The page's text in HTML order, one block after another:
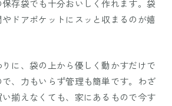
存袋でも十分おいしく作れます。袋
ドアポケットにスッと収まるのが嬉
に、袋の上から優しく動かすだけで
、力もいらず管理も簡単です。わざ
揃えなくても、家にあるもので今す